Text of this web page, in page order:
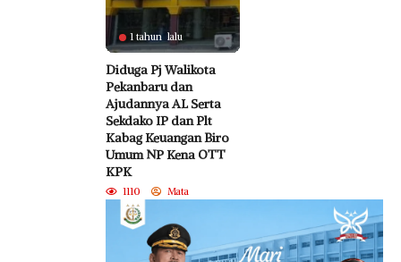
1 tahun lalu
Diduga Pj Walikota
Pekanbaru dan
Ajudannya AL Serta
Sekdako IP dan Plt
Kabag Keuangan Biro
Umum NP Kena OTT
KPK
1110 Mata